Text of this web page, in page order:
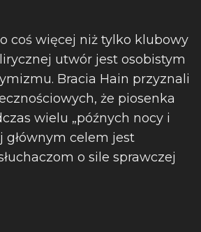
coś więcej niż tylko klubowy
utwór jest osobistym
Bracia Hain przyznali
że piosenka
wielu „późnych nocy i
głównym celem jest
o sile sprawczej